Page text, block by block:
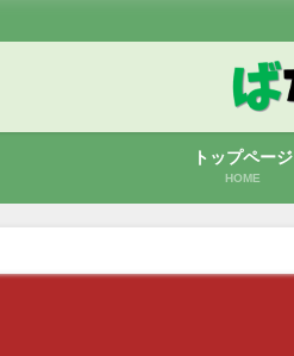
トップページ
HOME